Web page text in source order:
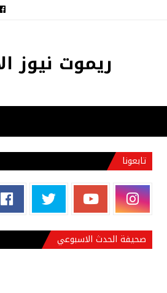
ريموت نيوز
تابعونا
صحيفة الحدث الاسبوعي